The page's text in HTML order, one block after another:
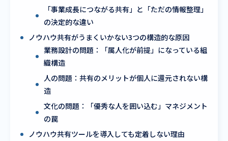
「事業成長につながる共有」と「ただの情報整理」
の決定的な違い
ノウハウ共有がうまくいかない3つの構造的な原因
業務設計の問題：「属人化が前提」になっている組
織構造
人の問題：共有のメリットが個人に還元されない構
造
文化の問題：「優秀な人を囲い込む」マネジメント
の罠
ノウハウ共有ツールを導入しても定着しない理由